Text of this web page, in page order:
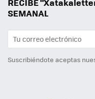
RECIBE
SEMANAL
Suscribiéndote aceptas